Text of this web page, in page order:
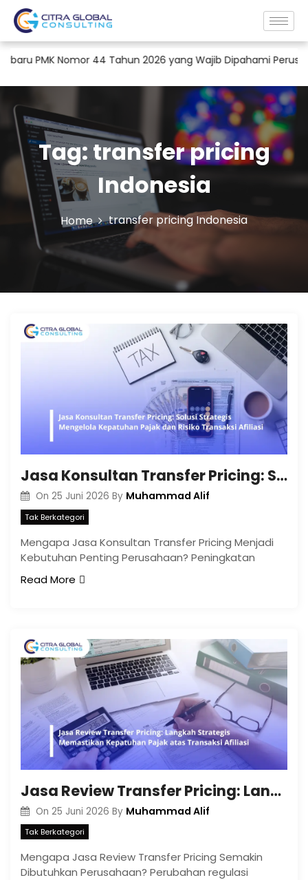
Nomor 44 Tahun 2026 yang Wajib Dipahami Perusahaan
Tag:transfer pricing
Indonesia
Home transfer pricing Indonesia
Jasa Konsultan Transfer Pricing: Solusi Strategis Mengelola Kepatuhan Pajak dan Risiko Transaksi Afiliasi
On 25 Juni 2026 By Muhammad Alif
Tak Berkategori
Mengapa Jasa Konsultan Transfer Pricing Menjadi
Kebutuhan Penting Perusahaan? Peningkatan
Read More
Jasa Review Transfer Pricing: Langkah Strategis Memastikan Kepatuhan Pajak atas Transaksi Afiliasi
On 25 Juni 2026 By Muhammad Alif
Tak Berkategori
Mengapa Jasa Review Transfer Pricing Semakin
Dibutuhkan Perusahaan? Perubahan regulasi